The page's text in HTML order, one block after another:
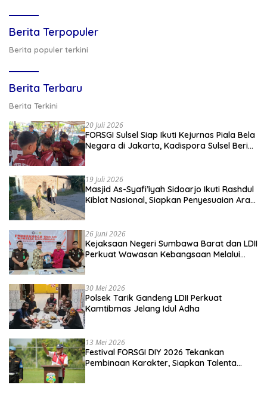
Berita Terpopuler
Berita populer terkini
Berita Terbaru
Berita Terkini
20 Juli 2026
FORSGI Sulsel Siap Ikuti Kejurnas Piala Bela
Negara di Jakarta, Kadispora Sulsel Beri
19 Juli 2026
Masjid As-Syafi’iyah Sidoarjo Ikuti Rashdul
Kiblat Nasional, Siapkan Penyesuaian Arah
26 Juni 2026
Kejaksaan Negeri Sumbawa Barat dan LDII
Perkuat Wawasan Kebangsaan Melalui
30 Mei 2026
Polsek Tarik Gandeng LDII Perkuat
Kamtibmas Jelang Idul Adha
13 Mei 2026
Festival FORSGI DIY 2026 Tekankan
Pembinaan Karakter, Siapkan Talenta